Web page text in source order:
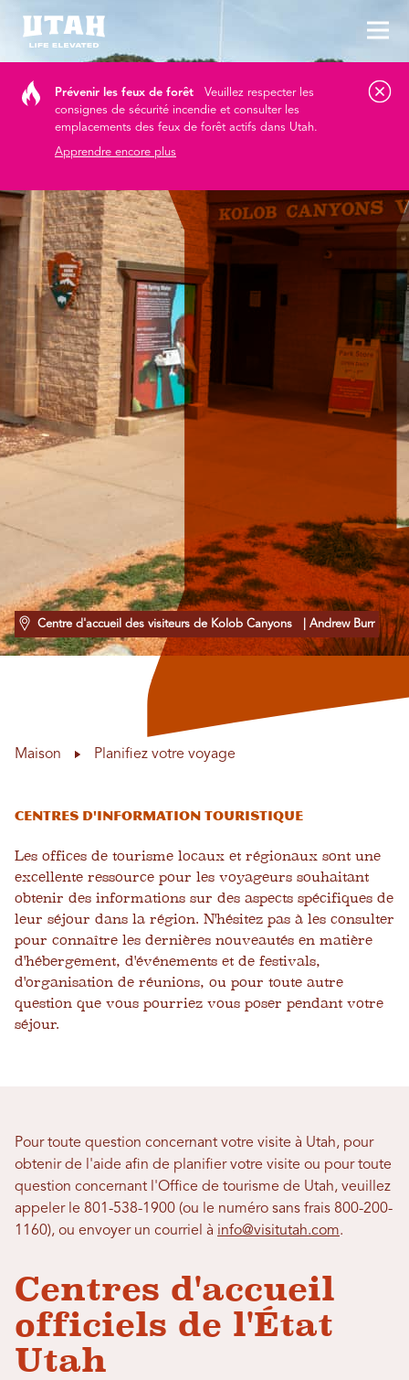
Prévenir les feux de forêt
Veuillez respecter les
consignes de sécurité incendie et consulter les
emplacements des feux de forêt actifs dans Utah.
Apprendre encore plus
Centre d'accueil des visiteurs de Kolob Canyons | Andrew Burr
Maison Planifiez votre voyage
Centres d'information touristique
Les offices de tourisme locaux et régionaux sont une
excellente ressource pour les voyageurs souhaitant
obtenir des informations sur des aspects spécifiques de
leur séjour dans la région. N'hésitez pas à les consulter
pour connaître les dernières nouveautés en matière
d'hébergement, d'événements et de festivals,
d'organisation de réunions, ou pour toute autre
question que vous pourriez vous poser pendant votre
séjour.
Pour toute question concernant votre visite à Utah, pour
obtenir de l'aide afin de planifier votre visite ou pour toute
question concernant l'Office de tourisme de Utah, veuillez
appeler le 801-538-1900 (ou le numéro sans frais 800-200-
1160), ou envoyer un courriel à info@visitutah.com.
Centres d'accueil
officiels de l'État
Utah